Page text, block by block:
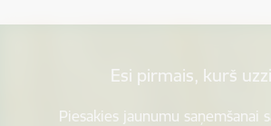
Esi pirmais, kurš
Piesakies jaunumu saņemšanai